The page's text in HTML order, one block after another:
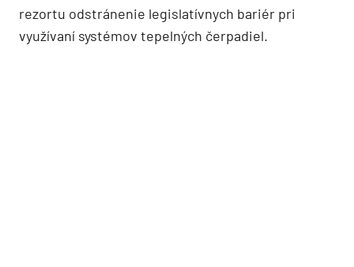
rezortu odstránenie legislatívnych bariér pri
využívaní systémov tepelných čerpadiel.